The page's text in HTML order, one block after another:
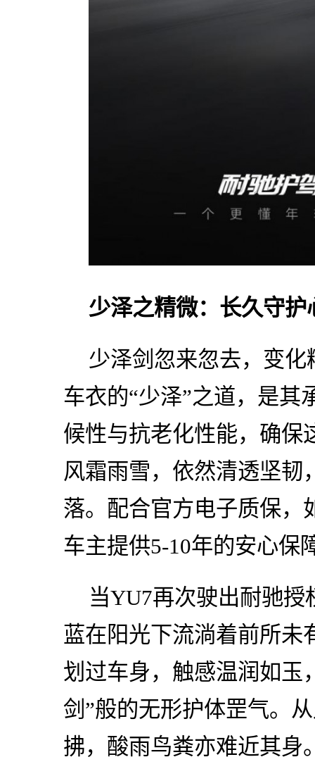
少泽之精微：长久守护
少泽剑忽来忽去，变
车衣的“少泽”之道，是其
候性与抗老化性能，确保
风霜雨雪，依然清透坚韧
落。配合官方电子质保，
车主提供5-10年的安心保
当YU7再次驶出耐驰
蓝在阳光下流淌着前所未
划过车身，触感温润如玉
剑”般的无形护体罡气。
拂，酸雨鸟粪亦难近其身